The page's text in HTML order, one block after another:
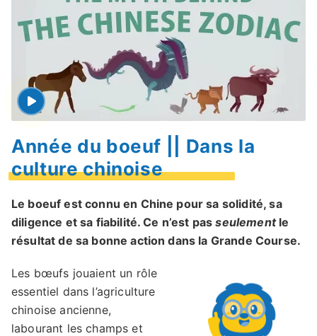
Année du boeuf || Dans la
culture chinoise
Le boeuf est connu en Chine pour sa solidité, sa
diligence et sa fiabilité. Ce n’est passeulementle
résultat de sa bonne action dans la Grande Course.
Les bœufs jouaient un rôle
essentiel dans l’agriculture
chinoise ancienne,
labourant les champs et